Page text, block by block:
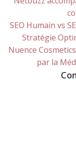
SEO Humain vs
Stratégie
Nuence
par la